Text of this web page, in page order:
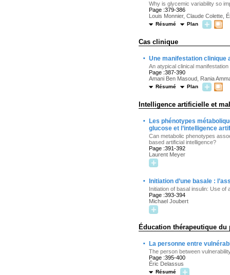
Why is glycemic variability so
Page :379-386
Louis Monnier, Claude Colette,
Résumé Plan
Cas clinique
· Une manifestation clinique
An atypical clinical
Page :387-390
Amani Ben Masoud, Rania
Résumé Plan
Intelligence artificielle et
·
Les phénotypes
glucose et l’intelligence
Can metabolic phenotypes
based artificial intelligence?
Page :391-392
Laurent Meyer
· Initiation d’une basale :
Initiation of basal insulin: Use
Page :393-394
Michael Joubert
Éducation thérapeutique du
· La personne entre
The person between
Page :395-400
Éric Delassus
Résumé